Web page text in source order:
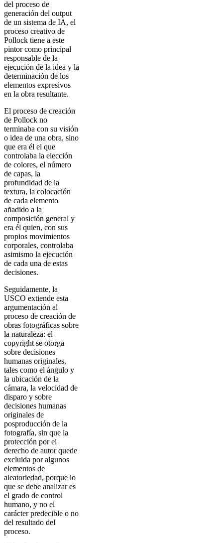
del proceso de
generación del output
de un sistema de IA, el
proceso creativo de
Pollock tiene a este
pintor como principal
responsable de la
ejecución de la idea y la
determinación de los
elementos expresivos
en la obra resultante.
El proceso de creación
de Pollock no
terminaba con su visión
o idea de una obra, sino
que era él el que
controlaba la elección
de colores, el número
de capas, la
profundidad de la
textura, la colocación
de cada elemento
añadido a la
composición general y
era él quien, con sus
propios movimientos
corporales, controlaba
asimismo la ejecución
de cada una de estas
decisiones.
Seguidamente, la
USCO extiende esta
argumentación al
proceso de creación de
obras fotográficas sobre
la naturaleza: el
copyright se otorga
sobre decisiones
humanas originales,
tales como el ángulo y
la ubicación de la
cámara, la velocidad de
disparo y sobre
decisiones humanas
originales de
posproducción de la
fotografía, sin que la
protección por el
derecho de autor quede
excluida por algunos
elementos de
aleatoriedad, porque lo
que se debe analizar es
el grado de control
humano, y no el
carácter predecible o no
del resultado del
proceso.